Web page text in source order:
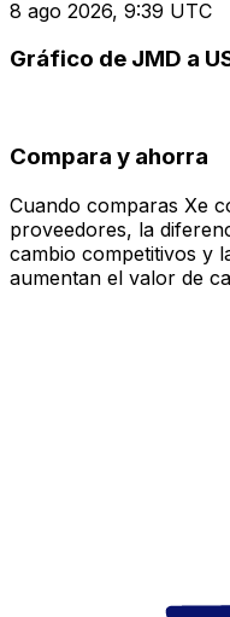
8 ago 2026, 9:39 UTC
Gráfico de JMD a
Compara y ahorra
Cuando comparas Xe
proveedores, la
cambio competitivos y
aumentan el valor de